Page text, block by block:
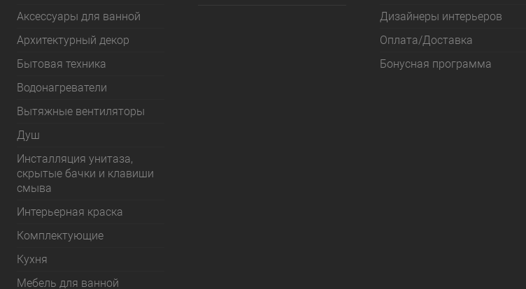
Аксессуары для ванной
Архитектурный декор
Бытовая техника
Водонагреватели
Вытяжные вентиляторы
Душ
Инсталляция унитаза,
скрытые бачки и клавиши
смыва
Интерьерная краска
Комплектующие
Кухня
Мебель для ванной
Дизайнеры интерьеров
Оплата/Доставка
Бонусная программа